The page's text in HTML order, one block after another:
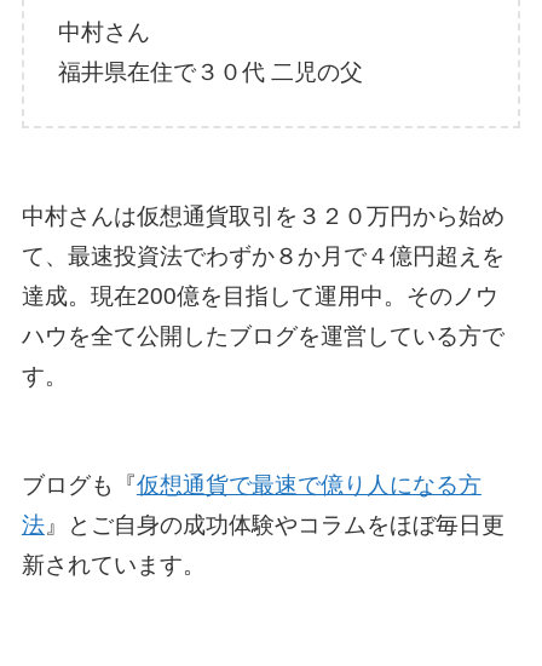
中村さん
福井県在住で３０代 二児の父
中村さんは仮想通貨取引を３２０万円から始め
て、最速投資法でわずか８か月で４億円超えを
達成。現在200億を目指して運用中。そのノウ
ハウを全て公開したブログを運営している方で
す。
ブログも『仮想通貨で最速で億り人になる方
法』とご自身の成功体験やコラムをほぼ毎日更
新されています。